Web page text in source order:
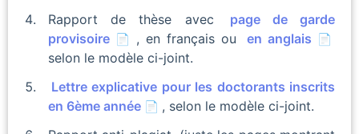
Rapport de thèse avec
page de garde
provisoire
, en français ou
en anglais
selon le modèle ci-joint.
Lettre explicative pour les doctorants inscrits
en 6ème année
, selon le modèle ci-joint.